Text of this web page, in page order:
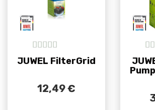
5out of 5
JUWEL FilterGrid
12,49€
5